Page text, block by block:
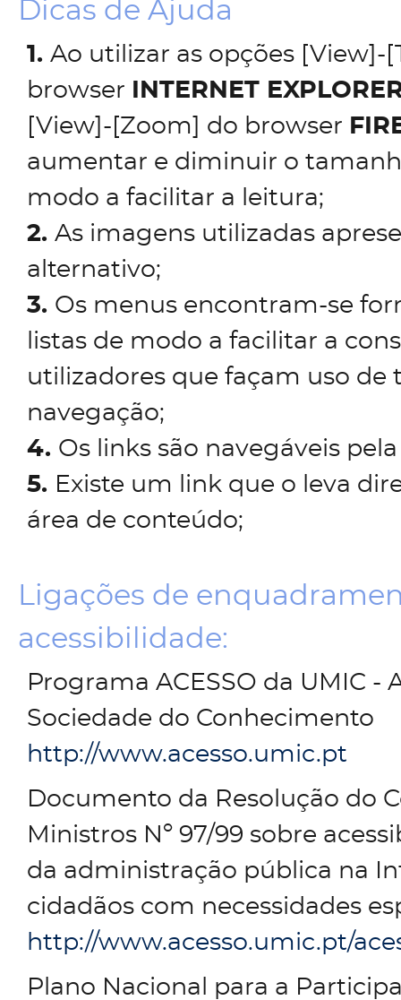
Dicas de Ajuda
1. Ao utilizar as opções [View]-
browser
INTERNET
[View]-[Zoom] do browser
aumentar e diminuir o
modo a facilitar a leitura;
2. As imagens utilizadas
alternativo;
3. Os menus encontram-se
listas de modo a facilitar a
utilizadores que façam uso de
navegação;
4. Os links são navegáveis pela
5. Existe um link que o leva
área de conteúdo;
Ligações de
acessibilidade:
Programa ACESSO da UMIC -
Sociedade do Conhecimento
http://www.acesso.umic.pt
Documento da Resolução do
Ministros Nº 97/99 sobre
da administração pública na
cidadãos com necessidades
http://www.acesso.umic.pt/
Plano Nacional para a